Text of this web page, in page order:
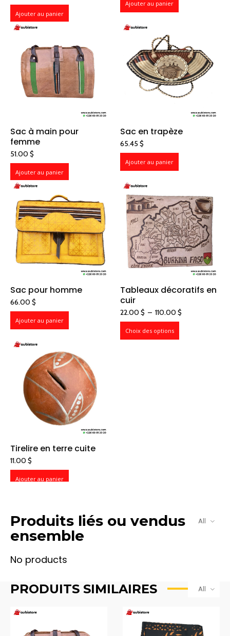
Ajouter au panier
Ajouter au panier
Sac à main pour
femme
51.00$
Ajouter au panier
Sac en trapèze
65.45$
Ajouter au panier
Sac pour homme
66.00$
Ajouter au panier
Tableaux décoratifs en
cuir
22.00$ – 110.00$
Choix des options
Tirelire en terre cuite
11.00$
Ajouter au panier
Produits liés ou vendus
ensemble
All
PRODUITS SIMILAIRES All